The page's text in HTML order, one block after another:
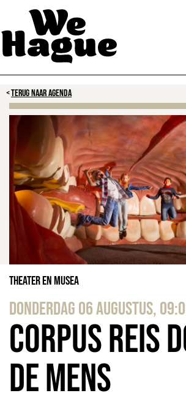
TERUG NAAR AGENDA
Theater en Musea
donderdag 06 augustus,
CORPUS reis
de mens